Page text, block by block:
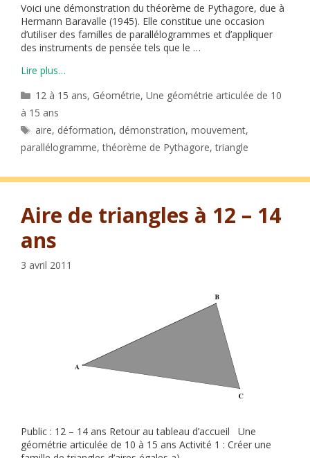
Voici une démonstration du théorème de Pythagore, due à
Hermann Baravalle (1945). Elle constitue une occasion
d’utiliser des familles de parallélogrammes et d’appliquer
des instruments de pensée tels que le …
Lire plus…
Catégories
12 à 15 ans, Géométrie,Une géométrie articulée de 10
à 15 ans
Étiquettes
aire, déformation, démonstration,mouvement,
parallélogramme,théorème de Pythagore,triangle
Aire de triangles à 12 – 14
ans
3 avril 2011
Public : 12 – 14 ans Retour au tableau d’accueil Une
géométrie articulée de 10 à 15 ans Activité 1 : Créer une